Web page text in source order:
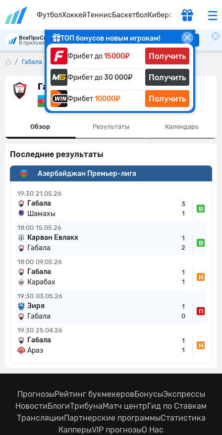
ФутболХоккейТеннисБаскетболКиберспорт
ТОП бонусов новым игрокам!
Фрибет до15000₽ Получить
Фрибет до30 000₽ Получить
Фрибет10000₽ Получить
ВсеПроСпорт
В приложении удобнее Скачать
Габала
Габала
Азербайджан
Обзор Результаты Календарь
Последние результаты
Азербайджан Премьер-лига
19:30 21.05.26
Габала
Шамахы
3
1
В
18:00 15.05.26
Карван Евлакх
Габала
1
2
В
18:00 09.05.26
Габала
Карабах
1
1
Н
19:30 03.05.26
Зиря
Габала
1
0
П
19:30 25.04.26
Габала
Араз
1
1
Н
ПрогнозыРейтинг букмекеровБонусыЭкспрессы
НовостиБлогиТрибунаМатч центрГид по Ставкам
ТрансляцииПартнерские программыСтатистика
КапперыVIP прогнозыО Нас